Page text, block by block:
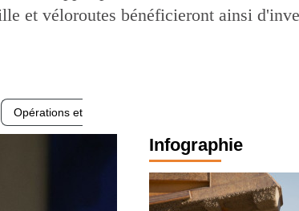
et véloroutes bénéficieront ainsi
Opérations et
Infographie